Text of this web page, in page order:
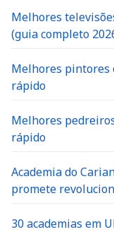
Melhores
(guia completo
Melhores pintores
rápido
Melhores
rápido
Academia do
promete
30 academias em